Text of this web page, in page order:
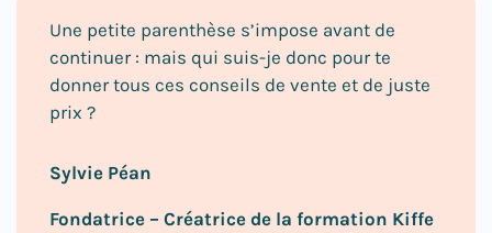
Une petite parenthèse s’impose avant de
continuer : mais qui suis-je donc pour te
donner tous ces conseils de vente et de juste
prix ?
Sylvie Péan
Fondatrice – Créatrice de la formation Kiffe